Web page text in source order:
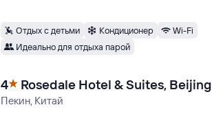
Отдых с детьми Кондиционер
Wi-Fi
Идеально для отдыха парой
4 Rosedale Hotel & Suites, Beijing
Пекин, Китай